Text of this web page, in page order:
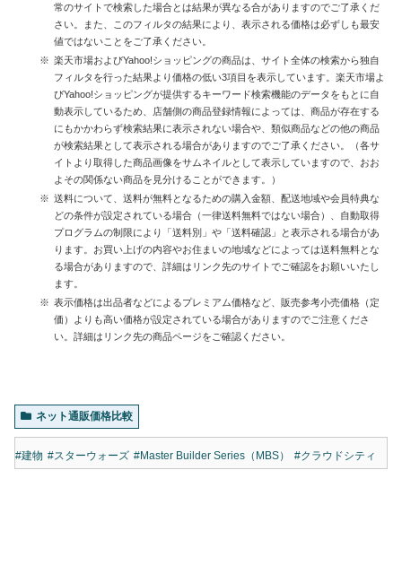
常のサイトで検索した場合とは結果が異なる合がありますのでご了承くだ
さい。また、このフィルタの結果により、表示される価格は必ずしも最安
値ではないことをご了承ください。
楽天市場およびYahoo!ショッピングの商品は、サイト全体の検索から独自
フィルタを行った結果より価格の低い3項目を表示しています。楽天市場よ
びYahoo!ショッピングが提供するキーワード検索機能のデータをもとに自
動表示しているため、店舗側の商品登録情報によっては、商品が存在する
にもかかわらず検索結果に表示されない場合や、類似商品などの他の商品
が検索結果として表示される場合がありますのでご了承ください。（各サ
イトより取得した商品画像をサムネイルとして表示していますので、おお
よその関係ない商品を見分けることができます。）
送料について、送料が無料となるための購入金額、配送地域や会員特典な
どの条件が設定されている場合（一律送料無料ではない場合）、自動取得
プログラムの制限により「送料別」や「送料確認」と表示される場合があ
ります。お買い上げの内容やお住まいの地域などによっては送料無料とな
る場合がありますので、詳細はリンク先のサイトでご確認をお願いいたし
ます。
表示価格は出品者などによるプレミアム価格など、販売参考小売価格（定
価）よりも高い価格が設定されている場合がありますのでご注意くださ
い。詳細はリンク先の商品ページをご確認ください。
ネット通販価格比較
#建物 #スターウォーズ #Master Builder Series（MBS） #クラウドシティ